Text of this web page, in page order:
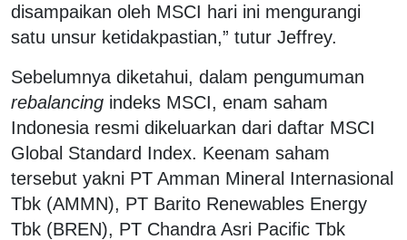
disampaikan oleh MSCI hari ini mengurangi
satu unsur ketidakpastian,” tutur Jeffrey.
Sebelumnya diketahui, dalam pengumuman
rebalancing indeks MSCI, enam saham
Indonesia resmi dikeluarkan dari daftar MSCI
Global Standard Index. Keenam saham
tersebut yakni PT Amman Mineral Internasional
Tbk (AMMN), PT Barito Renewables Energy
Tbk (BREN), PT Chandra Asri Pacific Tbk